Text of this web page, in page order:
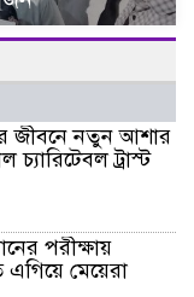
জীবনে নতুন আশার
ট্রাস্ট
পরীক্ষায়
এগিয়ে মেয়েরা